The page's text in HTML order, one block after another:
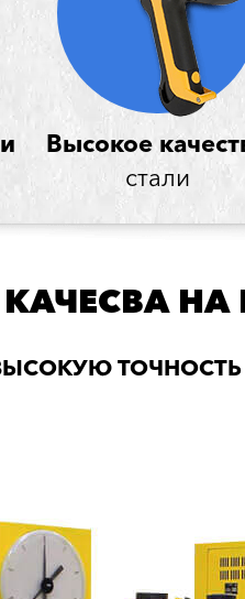
Высокое
стали
НА
ТОЧНОСТЬ